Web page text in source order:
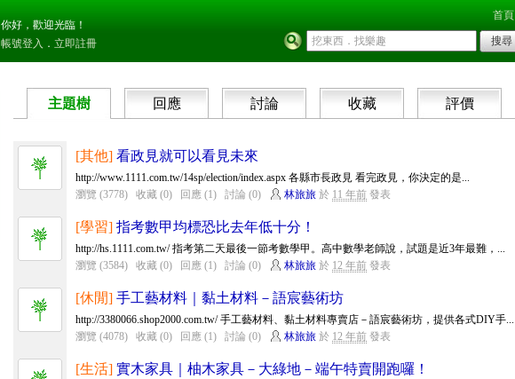
你好，歡迎光臨！
帳號登入 ． 立即註冊
首頁
主題樹 回應 討論 收藏 評價
[其他] 看政見就可以看見未來
http://www.1111.com.tw/14sp/election/index.aspx 各縣市長政見 看完政見，你決定的是...
瀏覽 (3778)
收藏 (0) 回應 (1) 討論 (0) 林旅旅 於 11 年前 發表
[學習] 指考數甲均標恐比去年低十分！
http://hs.1111.com.tw/ 指考第二天最後一節考數學甲。高中數學老師說，試題是近3年最難，...
瀏覽 (3584)
收藏 (0) 回應 (1) 討論 (0) 林旅旅 於 12 年前 發表
[休閒] 手工藝材料｜黏土材料－語宸藝術坊
http://3380066.shop2000.com.tw/ 手工藝材料、黏土材料專賣店－語宸藝術坊，提供各式DIY手...
瀏覽 (4078)
收藏 (0) 回應 (1) 討論 (0) 林旅旅 於 12 年前 發表
[生活] 實木家具｜柚木家具－大綠地－端午特賣開跑囉！